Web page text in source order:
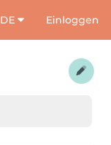
DE Einloggen